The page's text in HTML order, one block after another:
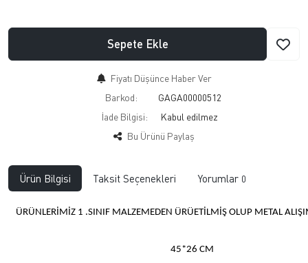
Sepete Ekle
Fiyatı Düşünce Haber Ver
Barkod:
GAGA00000512
İade Bilgisi:
Bu Ürünü Paylaş
Ürün Bilgisi Taksit Seçenekleri Yorumlar 0
ÜRÜNLERİMİZ 1 .SINIF MALZEMEDEN ÜRÜETİLMİŞ OLUP METAL
45*26 CM